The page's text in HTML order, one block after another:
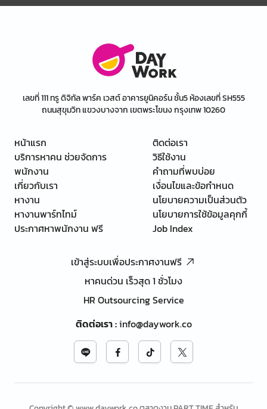
เลขที่ 111 ทรู ดิจิทัล พาร์ค เวสต์ อาคารยูนิคอร์น ชั้น5 ห้องเลขที่ SH555
ถนนสุขุมวิท แขวงบางจาก เขตพระโขนง กรุงเทพ 10260
หน้าแรก
บริการหาคน ช่วยจัดการ
พนักงาน
เกี่ยวกับเรา
หางาน
หางานพาร์ทไทม์
ประกาศหาพนักงาน ฟรี
ติดต่อเรา
วิธีใช้งาน
คำถามที่พบบ่อย
เงื่อนไขและข้อกำหนด
นโยบายความเป็นส่วนตัว
นโยบายการใช้ข้อมูลคุกกี้
Job Index
เข้าสู่ระบบเพื่อประกาศงานฟรี
หาคนด่วน เร็วสุด 1 ชั่วโมง
HR Outsourcing Service
ติดต่อเรา:info@daywork.co